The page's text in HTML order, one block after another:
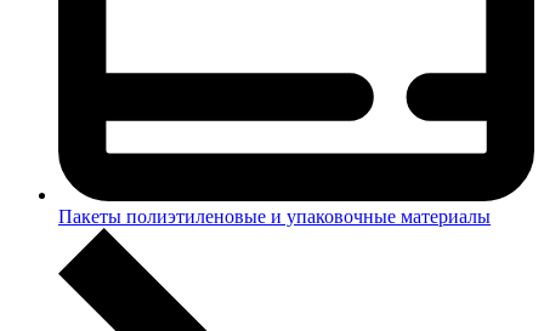
Пакеты полиэтиленовые и упаковочные материалы